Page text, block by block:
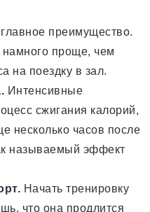
преимущество.
намного проще, чем
на поездку в зал.
Интенсивные
сжигания калорий,
несколько часов после
называемый эффект
Начать тренировку
что она продлится